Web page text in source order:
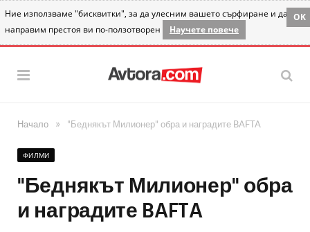
Ние използваме "бисквитки", за да улесним вашето сърфиране и да
направим престоя ви по-ползотворен
Научете повече
OK
Начало » "Беднякът Милионер" обра и наградите BAFTA
ФИЛМИ
"Беднякът Милионер" обра
и наградите BAFTA